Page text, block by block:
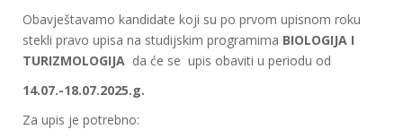
Obavještavamo kandidate koji su po prvom upisnom roku
stekli pravo upisa na studijskim programima BIOLOGIJA I
TURIZMOLOGIJA da će se upis obaviti u periodu od
14.07.-18.07.2025.g.
Za upis je potrebno: